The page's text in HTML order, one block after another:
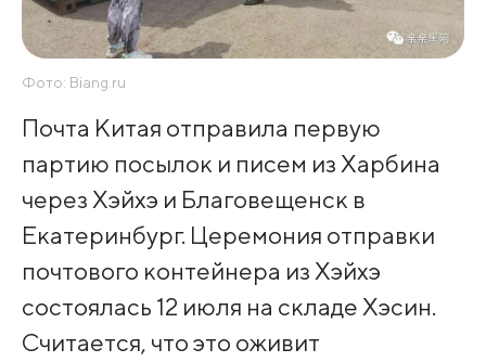
Фото: Biang.ru
Почта Китая отправила первую
партию посылок и писем из Харбина
через Хэйхэ и Благовещенск в
Екатеринбург. Церемония отправки
почтового контейнера из Хэйхэ
состоялась 12 июля на складе Хэсин.
Считается, что это оживит